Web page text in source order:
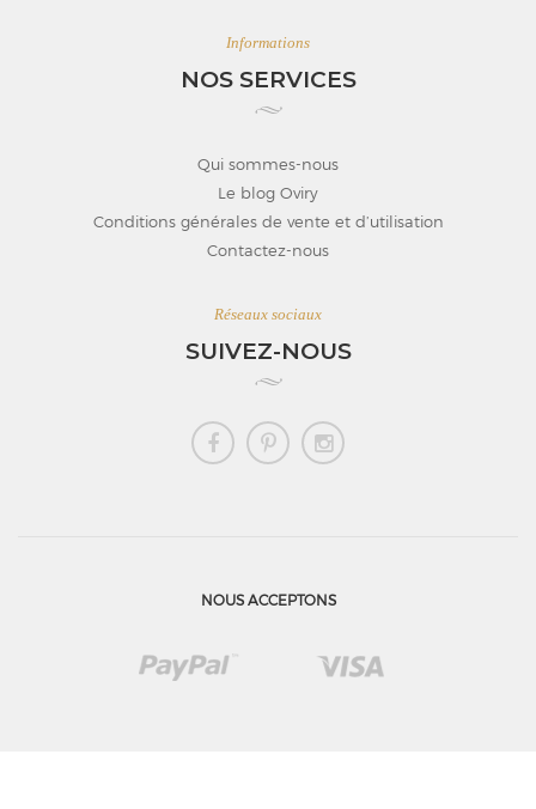
Informations
NOS SERVICES
Qui sommes-nous
Le blog Oviry
Conditions générales de vente et d’utilisation
Contactez-nous
Réseaux sociaux
SUIVEZ-NOUS
NOUS ACCEPTONS